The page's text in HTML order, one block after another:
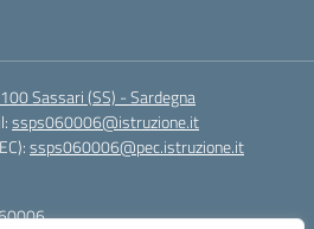
Sassari (SS) - Sardegna
ssps060006@istruzione.it
ssps060006@pec.istruzione.it